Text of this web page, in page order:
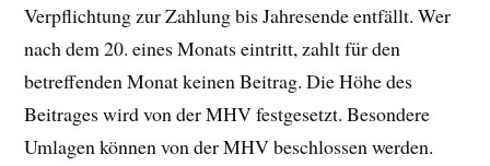
Verpflichtung zur Zahlung bis Jahresende entfällt. Wer
nach dem 20. eines Monats eintritt, zahlt für den
betreffenden Monat keinen Beitrag. Die Höhe des
Beitrages wird von der MHV festgesetzt. Besondere
Umlagen können von der MHV beschlossen werden.